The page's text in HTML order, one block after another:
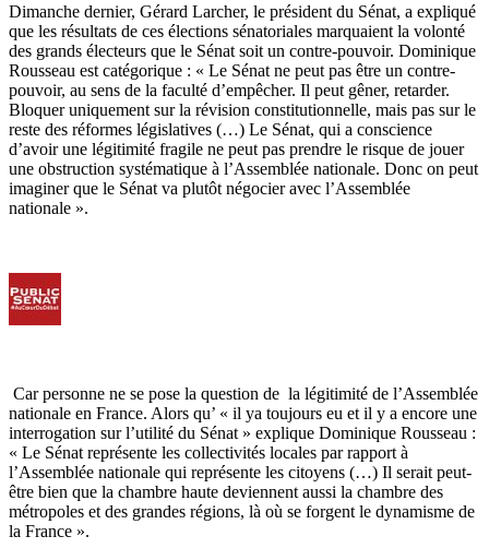
Dimanche dernier, Gérard Larcher, le président du Sénat, a expliqué
que les résultats de ces élections sénatoriales marquaient la volonté
des grands électeurs que le Sénat soit un contre-pouvoir. Dominique
Rousseau est catégorique : « Le Sénat ne peut pas être un contre-
pouvoir, au sens de la faculté d’empêcher. Il peut gêner, retarder.
Bloquer uniquement sur la révision constitutionnelle, mais pas sur le
reste des réformes législatives (…) Le Sénat, qui a conscience
d’avoir une légitimité fragile ne peut pas prendre le risque de jouer
une obstruction systématique à l’Assemblée nationale. Donc on peut
imaginer que le Sénat va plutôt négocier avec l’Assemblée
nationale ».
Car personne ne se pose la question de la légitimité de l’Assemblée
nationale en France. Alors qu’ « il ya toujours eu et il y a encore une
interrogation sur l’utilité du Sénat » explique Dominique Rousseau :
« Le Sénat représente les collectivités locales par rapport à
l’Assemblée nationale qui représente les citoyens (…) Il serait peut-
être bien que la chambre haute deviennent aussi la chambre des
métropoles et des grandes régions, là où se forgent le dynamisme de
la France ».